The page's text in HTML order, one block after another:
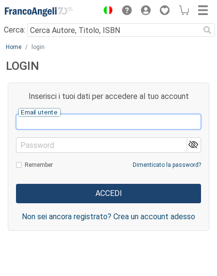
Menu
Cerca:
Main content
Home login
LOGIN
Inserisci i tuoi dati per accedere al tuo account
Email utente
Password
Remember Dimenticato la password?
Non sei ancora registrato? Crea un account adesso